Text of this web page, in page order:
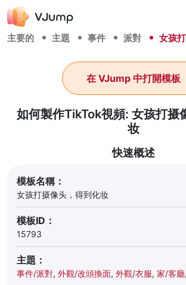
主要的 主題 事件 派對 女孩
如何製作TikTok視頻: 女孩打摄
妆
在 VJump 中打開模板
快速概述
模板名稱：
女孩打摄像头，得到化妆
模板ID：
15793
主題：
事件/派對, 外觀/改頭換面, 外觀/衣服, 家/客廳,